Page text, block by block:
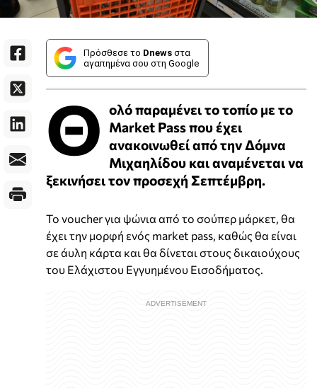
Πρόσθεσε το Dnews στα
αγαπημένα σου στη Google
Θ ολό παραμένει το τοπίο με το
Market Pass που έχει
ανακοινωθεί από την Δόμνα
Μιχαηλίδου και αναμένεται να
ξεκινήσει τον προσεχή Σεπτέμβρη.
Το voucher για ψώνια από το σούπερ μάρκετ, θα
έχει την μορφή ενός market pass, καθώς θα είναι
σε άυλη κάρτα και θα δίνεται στους δικαιούχους
του Ελάχιστου Εγγυημένου Εισοδήματος.